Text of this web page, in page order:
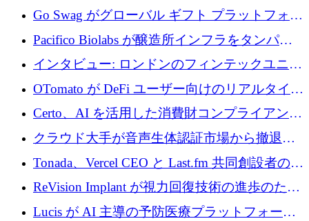
確保するために 1,500 万ドルを調達
Go Swag がグローバル ギフト プラットフォー
ムを拡大するために 500 万ドルを調達
Pacifico Biolabs が醸造所インフラをタンパク
質生産に転換するために 700 万ユーロを調達
インタビュー: ロンドンのフィンテックユニコ
ーン Tide の CEO、オリバー・プリル氏
OTomato が DeFi ユーザー向けのリアルタイム
インテリジェンス レイヤーを構築するために
Improbable から 200 万ドルを調達
Certo、AI を活用した消費財コンプライアンス
プラットフォームのために 400 万ドルを調達
クラウド大手が音声生体認証市場から撤退す
るなか、Voxmindが54万6,000ポンドのプレシ
ード資金を調達
Tonada、Vercel CEO と Last.fm 共同創設者の支
援を受けてステルス撤退
ReVision Implant が視力回復技術の進歩のため
に 400 万ユーロを確保
Lucis が AI 主導の予防医療プラットフォーム